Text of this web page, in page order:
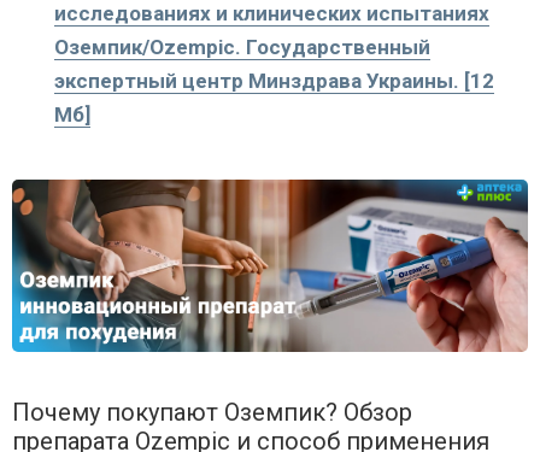
исследованиях и клинических испытаниях
Оземпик/Ozempic. Государственный
экспертный центр Минздрава Украины. [12
Мб]
Почему покупают Оземпик? Обзор
препарата Ozempic и способ применения